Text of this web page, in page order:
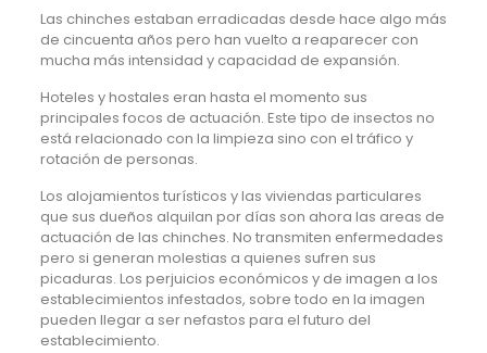
Las chinches estaban erradicadas desde hace algo más
de cincuenta años pero han vuelto a reaparecer con
mucha más intensidad y capacidad de expansión.
Hoteles y hostales eran hasta el momento sus
principales focos de actuación. Este tipo de insectos no
está relacionado con la limpieza sino con el tráfico y
rotación de personas.
Los alojamientos turísticos y las viviendas particulares
que sus dueños alquilan por días son ahora las areas de
actuación de las chinches. No transmiten enfermedades
pero si generan molestias a quienes sufren sus
picaduras. Los perjuicios económicos y de imagen a los
establecimientos infestados, sobre todo en la imagen
pueden llegar a ser nefastos para el futuro del
establecimiento.